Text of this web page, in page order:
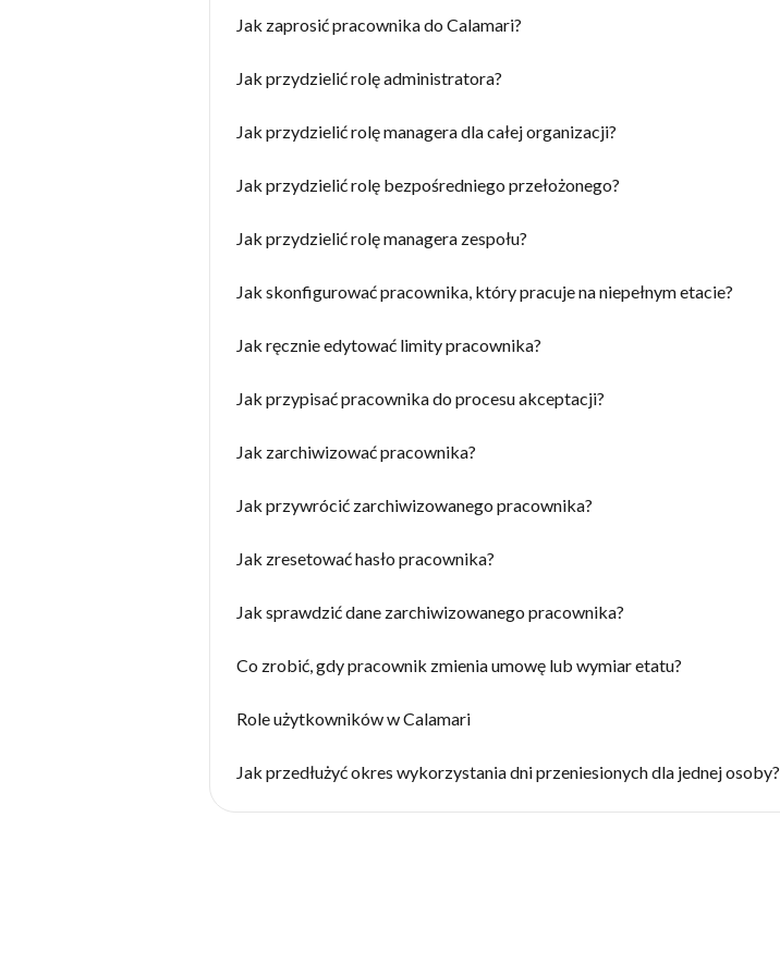
Jak zaprosić pracownika do Calamari?
Jak przydzielić rolę administratora?
Jak przydzielić rolę managera dla całej organizacji?
Jak przydzielić rolę bezpośredniego przełożonego?
Jak przydzielić rolę managera zespołu?
Jak skonfigurować pracownika, który pracuje na niepełnym etacie?
Jak ręcznie edytować limity pracownika?
Jak przypisać pracownika do procesu akceptacji?
Jak zarchiwizować pracownika?
Jak przywrócić zarchiwizowanego pracownika?
Jak zresetować hasło pracownika?
Jak sprawdzić dane zarchiwizowanego pracownika?
Co zrobić, gdy pracownik zmienia umowę lub wymiar etatu?
Role użytkowników w Calamari
Jak przedłużyć okres wykorzystania dni przeniesionych dla jednej osoby?